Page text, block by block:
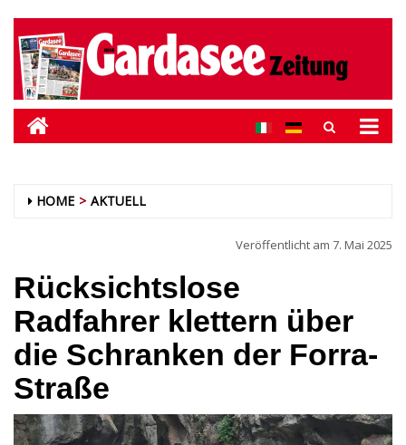
HOME AKTUELL
Veröffentlicht am 7. Mai 2025
Rücksichtslose
Radfahrer klettern über
die Schranken der Forra-
Straße